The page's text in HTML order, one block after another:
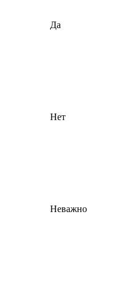
Да
Нет
Неважно